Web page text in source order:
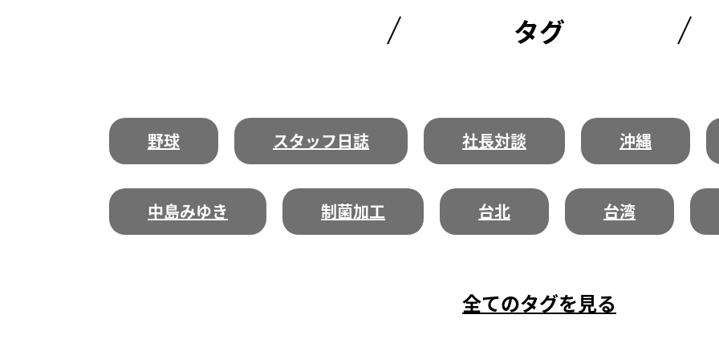
タグ
野球 スタッフ日誌 社長対談 沖縄
中島みゆき 制菌加工 台北 台湾
全てのタグを見る